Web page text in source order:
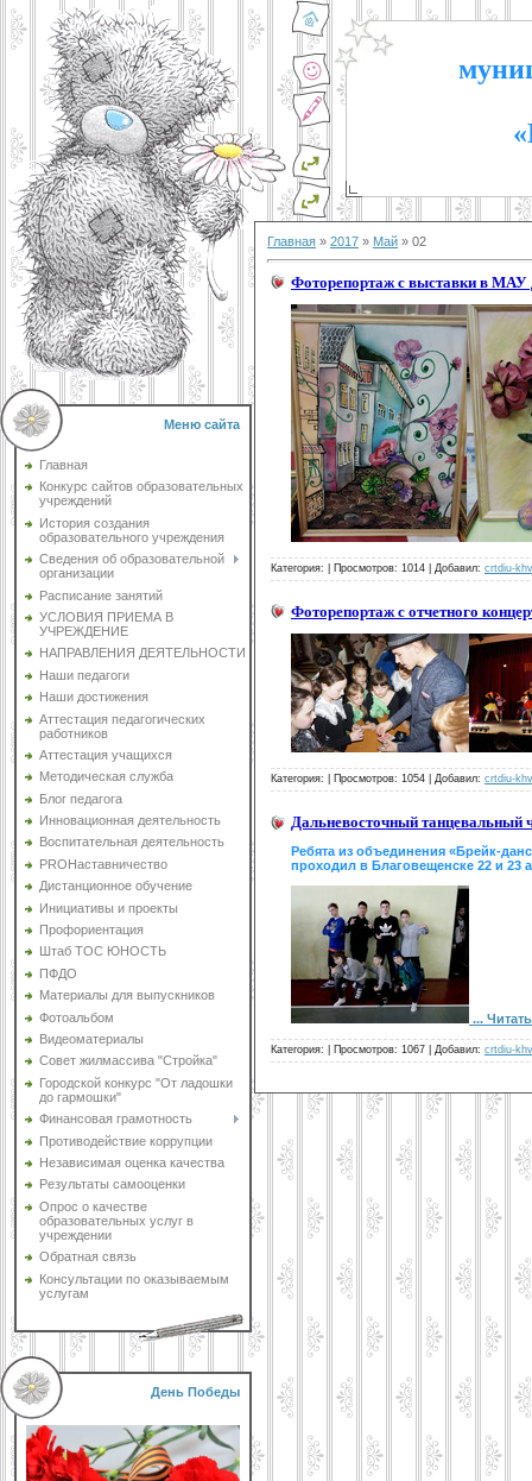
Меню сайта
Главная
Конкурс сайтов образовательных
учреждений
История создания
образовательного учреждения
Сведения об образовательной
организации
Расписание занятий
УСЛОВИЯ ПРИЕМА В
УЧРЕЖДЕНИЕ
НАПРАВЛЕНИЯ ДЕЯТЕЛЬНОСТИ
Наши педагоги
Наши достижения
Аттестация педагогических
работников
Аттестация учащихся
Методическая служба
Блог педагога
Инновационная деятельность
Воспитательная деятельность
PROНаставничество
Дистанционное обучение
Инициативы и проекты
Профориентация
Штаб ТОС ЮНОСТЬ
ПФДО
Материалы для выпускников
Фотоальбом
Видеоматериалы
Совет жилмассива "Стройка"
Городской конкурс "От ладошки
до гармошки"
Финансовая грамотность
Противодействие коррупции
Независимая оценка качества
Результаты самооценки
Опрос о качестве
образовательных услуг в
учреждении
Обратная связь
Консультации по оказываемым
услугам
День Победы
Главная » 2017 » Май » 02
Фоторепортаж с выставки в
Категория: Просмотров: 1014 | Добавил: crtdiu-khv
Фоторепортаж с отчетного
Категория: Просмотров: 1054 | Добавил: crtdiu-khv
Дальневосточный танцевальный
Ребята из объединения «Брейк-
проходил в Благовещенске 22 и 23
...
Категория: Просмотров: 1067 | Добавил: crtdiu-khv